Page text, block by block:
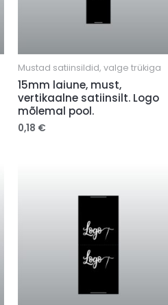
Mustad satiinsildid, valge trükiga
15mm laiune, must,
vertikaalne satiinsilt. Logo
mõlemal pool.
0,18 €